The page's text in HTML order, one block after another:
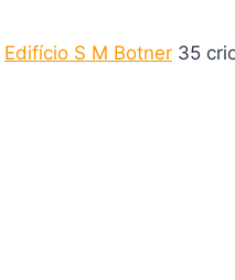
Edifício S M Botner 35